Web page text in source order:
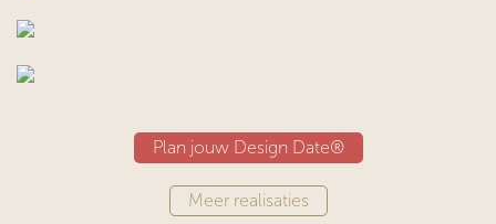
​​​​​​Meer realisaties​​
Plan jouw Design Date®